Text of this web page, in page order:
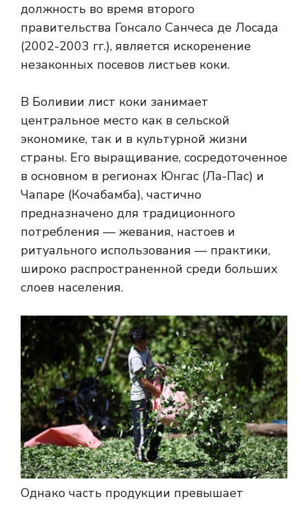
должность во время второго
правительства Гонсало Санчеса де Лосада
(2002-2003 гг.), является искоренение
незаконных посевов листьев коки.
В Боливии лист коки занимает
центральное место как в сельской
экономике, так и в культурной жизни
страны. Его выращивание, сосредоточенное
в основном в регионах Юнгас (Ла-Пас) и
Чапаре (Кочабамба), частично
предназначено для традиционного
потребления — жевания, настоев и
ритуального использования — практики,
широко распространенной среди больших
слоев населения.
Однако часть продукции превышает